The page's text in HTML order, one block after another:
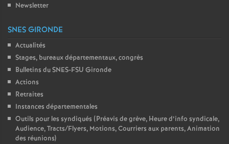
Newsletter
SNES GIRONDE
Actualités
Stages, bureaux départementaux, congrès
Bulletins du SNES-FSU Gironde
Actions
Retraites
Instances départementales
Outils pour les syndiqués (Préavis de grève, Heure d’info syndicale,
Audience, Tracts/Flyers, Motions, Courriers aux parents, Animation
des réunions)